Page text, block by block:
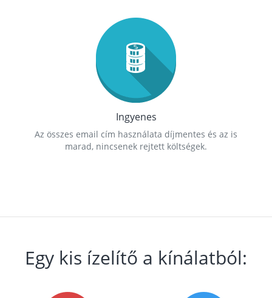
Ingyenes
Az összes email cím használata díjmentes és az is
marad, nincsenek rejtett költségek.
Egy kis ízelítő a kínálatból: